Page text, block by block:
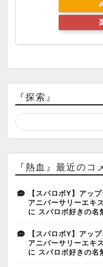
『探索』
『熱血』最近のコ
【スパロボY】アッ
アニバーサリーエキ
に スパロボ好きの名
【スパロボY】アッ
アニバーサリーエキ
に スパロボ好きの名